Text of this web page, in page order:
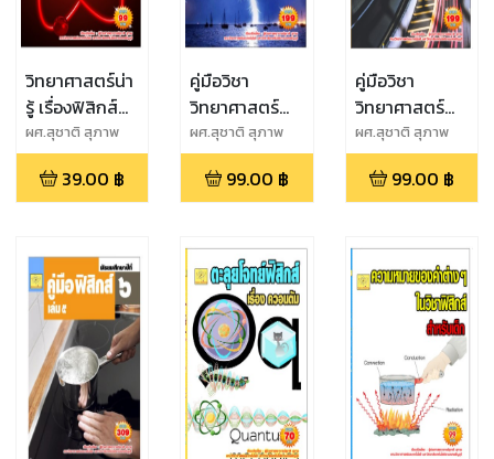
วิทยาศาสตร์น่า
รู้ เรื่องฟิสิกส์
นิวเคลียร์
ผศ.สุชาติ สุภาพ
39.00 ฿
คู่มือวิชา
วิทยาศาสตร์
ม.3 เล่ม 2 เรื่อง
ไฟฟ้า
ผศ.สุชาติ สุภาพ
99.00 ฿
คู่มือวิชา
วิทยาศาสตร์
ชั้น ม.3 เล่ม 1
เรื่องคลื่นและ
แสง
ผศ.สุชาติ สุภาพ
99.00 ฿